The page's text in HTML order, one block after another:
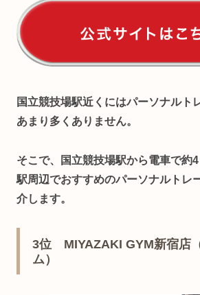
国立競技場駅近くにはパーソナルト
あまり多くありません。
そこで、国立競技場駅から電車で約
駅周辺でおすすめのパーソナルトレ
介します。
3位 MIYAZAKI GYM新宿店
ム）